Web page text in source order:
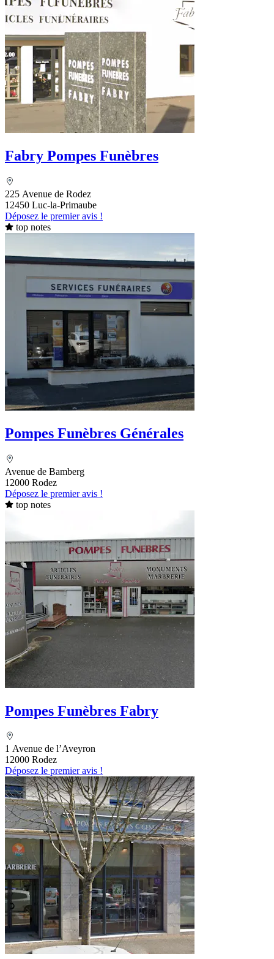
Fabry Pompes Funèbres
225 Avenue de Rodez
12450 Luc-la-Primaube
Déposez le premier avis !
top notes
Pompes Funèbres Générales
Avenue de Bamberg
12000 Rodez
Déposez le premier avis !
top notes
Pompes Funèbres Fabry
1 Avenue de l’Aveyron
12000 Rodez
Déposez le premier avis !